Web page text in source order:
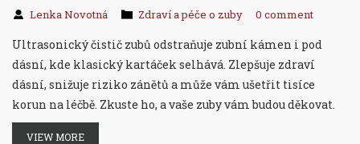
Lenka Novotná Zdraví a péče o zuby 0 comment
Ultrasonický čistič zubů odstraňuje zubní kámen i pod
dásní, kde klasický kartáček selhává. Zlepšuje zdraví
dásní, snižuje riziko zánětů a může vám ušetřit tisíce
korun na léčbě. Zkuste ho, a vaše zuby vám budou děkovat.
VIEW MORE